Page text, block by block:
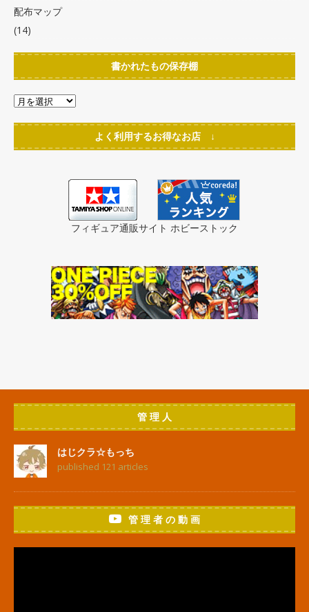
配布マップ
(14)
書かれたもの保存棚
よく利用するお得なお店 ↓
フィギュア通販サイト ホビーストック
管 理 人
はじクラ☆もっち
published 121 articles
管 理 者 の 動 画